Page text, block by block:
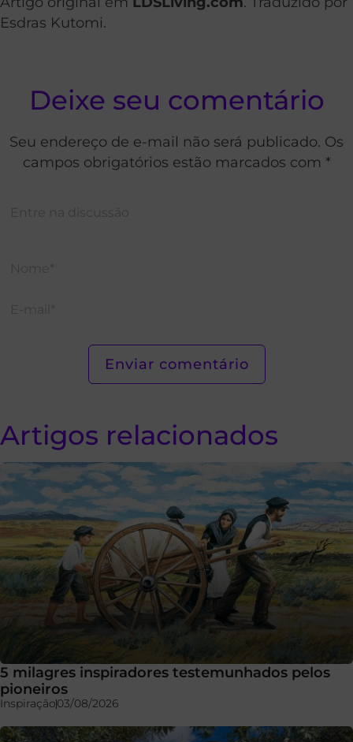
Esdras Kutomi.
Deixe seu comentário
Seu endereço de e-mail não será publicado. Os
campos obrigatórios estão marcados com *
Artigos relacionados
5 milagres inspiradores testemunhados pelos
pioneiros
Inspiração03/08/2026